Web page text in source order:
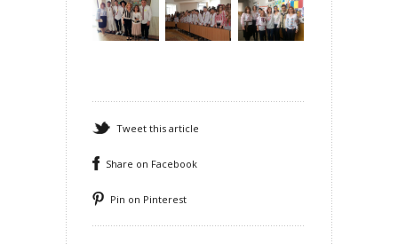
Tweet this article
Share on Facebook
Pin on Pinterest